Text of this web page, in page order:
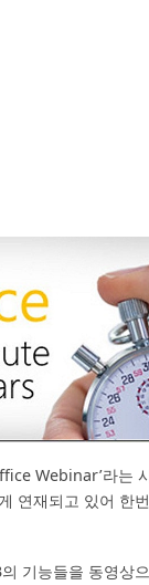
Webinar’라는
연재되고 있어 한
기능들을 동영상